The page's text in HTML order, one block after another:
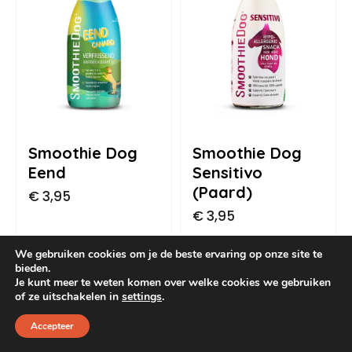
Dog Pawty
Hondentuin abonnement
Reservatieoverzicht
Hondentuin abonnement
Winkelwagen
Smoothie Dog
Eend
€3,95
Smoothie Dog
Sensitivo
(Paard)
€3,95
We gebruiken cookies om je de beste ervaring op onze site te
bieden.
Je kunt meer te weten komen over welke cookies we gebruiken
of ze uitschakelen in settings.
Accepteer